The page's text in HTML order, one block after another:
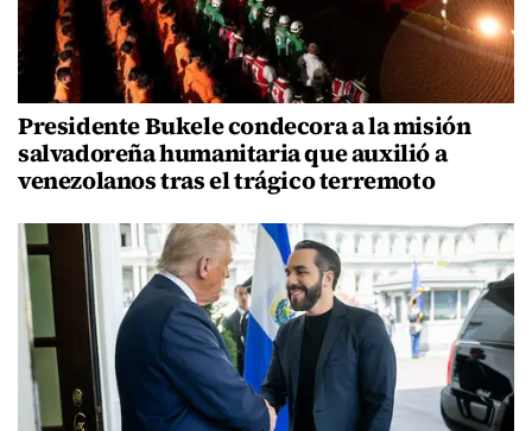
Presidente Bukele condecora a la misión
salvadoreña humanitaria que auxilió a
venezolanos tras el trágico terremoto